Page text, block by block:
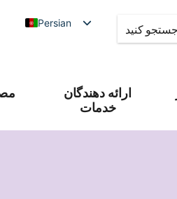
Persian
ارائه دهندگان
خدمات